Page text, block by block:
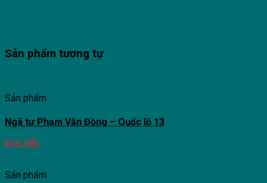
Sản phẩm tương tự
Sản phẩm
Ngã tư Phạm Văn Đồng – Quốc lộ 13
Đọc tiếp
Sản phẩm